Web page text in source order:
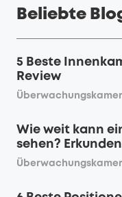
Beliebte
5 Beste
Review
Wie weit kann
sehen?